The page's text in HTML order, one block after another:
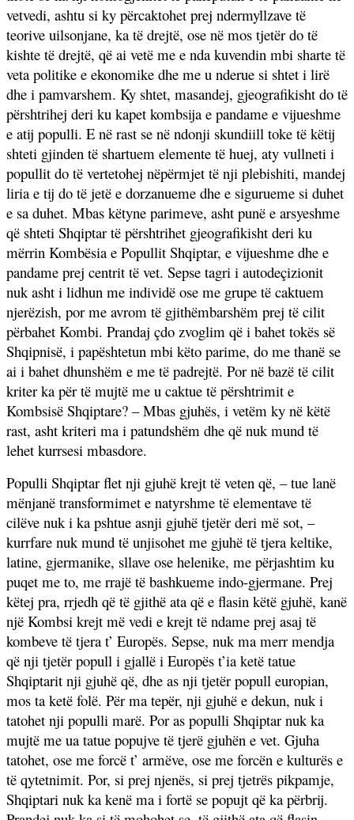
vetvedi, ashtu si ky përcaktohet prej ndermyllzave të
teorive uilsonjane, ka të drejtë, ose në mos tjetër do të
kishte të drejtë, që ai vetë me e nda kuvendin mbi sharte të
veta politike e ekonomike dhe me u nderue si shtet i lirë
dhe i pamvarshem. Ky shtet, masandej, gjeografikisht do të
përshtrihej deri ku kapet kombsija e pandame e vijueshme
e atij populli. E në rast se në ndonji skundiill toke të këtij
shteti gjinden të shartuem elemente të huej, aty vullneti i
popullit do të vertetohej nëpërmjet të nji plebishiti, mandej
liria e tij do të jetë e dorzanueme dhe e sigurueme si duhet
e sa duhet. Mbas këtyne parimeve, asht punë e arsyeshme
që shteti Shqiptar të përshtrihet gjeografikisht deri ku
mërrin Kombësia e Popullit Shqiptar, e vijueshme dhe e
pandame prej centrit të vet. Sepse tagri i autodeçizionit
nuk asht i lidhun me individë ose me grupe të caktuem
njerëzish, por me avrom të gjithëmbarshëm prej të cilit
përbahet Kombi. Prandaj çdo zvoglim që i bahet tokës së
Shqipnisë, i papështetun mbi këto parime, do me thanë se
ai i bahet dhunshëm e me të padrejtë. Por në bazë të cilit
kriter ka për të mujtë me u caktue të përshtrimit e
Kombsisë Shqiptare? – Mbas gjuhës, i vetëm ky në këtë
rast, asht kriteri ma i patundshëm dhe që nuk mund të
lehet kurrsesi mbasdore.
Populli Shqiptar flet nji gjuhë krejt të veten që, – tue lanë
mënjanë transformimet e natyrshme të elementave të
cilëve nuk i ka pshtue asnji gjuhë tjetër deri më sot, –
kurrfare nuk mund të unjisohet me gjuhë të tjera keltike,
latine, gjermanike, sllave ose helenike, me përjashtim ku
puqet me to, me rrajë të bashkueme indo-gjermane. Prej
këtej pra, rrjedh që të gjithë ata që e flasin këtë gjuhë, kanë
një Kombsi krejt më vedi e krejt të ndame prej asaj të
kombeve të tjera t’ Europës. Sepse, nuk ma merr mendja
që nji tjetër popull i gjallë i Europës t’ia ketë tatue
Shqiptarit nji gjuhë që, dhe as nji tjetër popull europian,
mos ta ketë folë. Për ma tepër, nji gjuhë e dekun, nuk i
tatohet nji populli marë. Por as populli Shqiptar nuk ka
mujtë me ua tatue popujve të tjerë gjuhën e vet. Gjuha
tatohet, ose me forcë t’ armëve, ose me forcën e kulturës e
të qytetnimit. Por, si prej njenës, si prej tjetrës pikpamje,
Shqiptari nuk ka kenë ma i fortë se popujt që ka përbrij.